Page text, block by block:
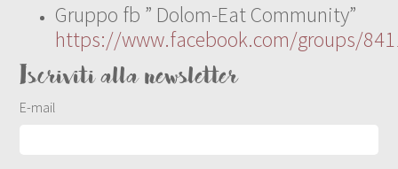
Gruppo fb ” Dolom-Eat Community”
https://www.facebook.com/groups/
Iscriviti alla newsletter
E-mail